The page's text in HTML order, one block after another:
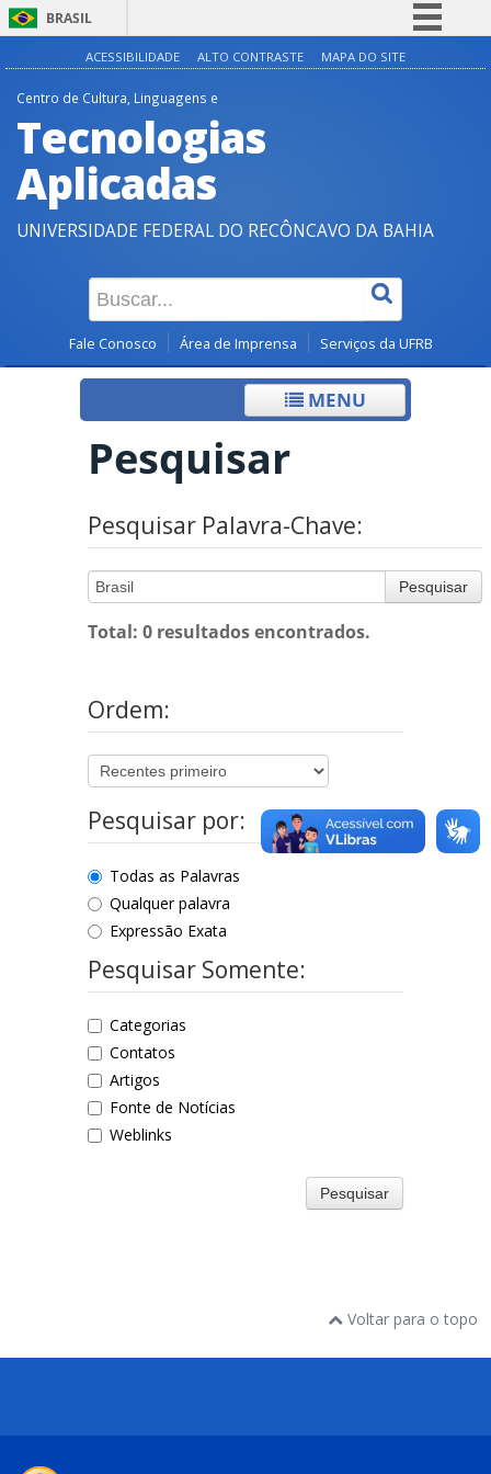
BRASIL
Simplifique!
Canais
ACESSIBILIDADE ALTO CONTRASTE MAPA DO SITE
Centro de Cultura, Linguagens e
Tecnologias
Aplicadas
UNIVERSIDADE FEDERAL DO RECÔNCAVO DA BAHIA
Fale Conosco Área de Imprensa Serviços da UFRB
MENU
Pesquisar
Pesquisar Palavra-Chave:
Pesquisar
Total: 0 resultados encontrados.
Ordem:
Pesquisar por:
Todas as Palavras
Qualquer palavra
Expressão Exata
Pesquisar Somente:
Categorias
Contatos
Artigos
Fonte de Notícias
Weblinks
Pesquisar
Voltar para o topo